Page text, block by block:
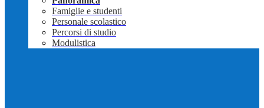
Famiglie e studenti
Personale scolastico
Percorsi di studio
Modulistica